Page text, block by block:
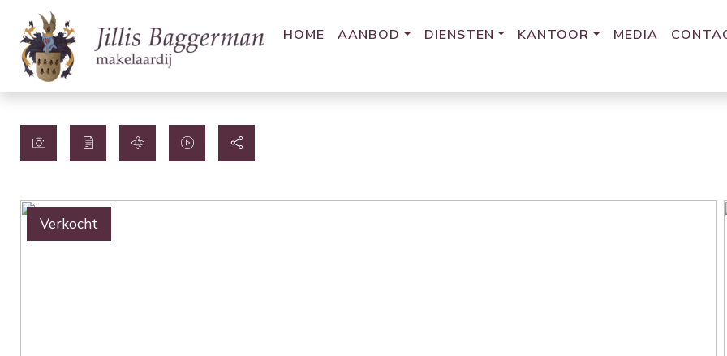
HOME AANBOD DIENSTEN KANTOOR MEDIA
Verkocht